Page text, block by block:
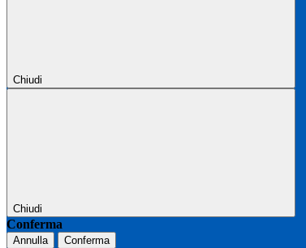
Chiudi
Chiudi
Conferma
Annulla Conferma